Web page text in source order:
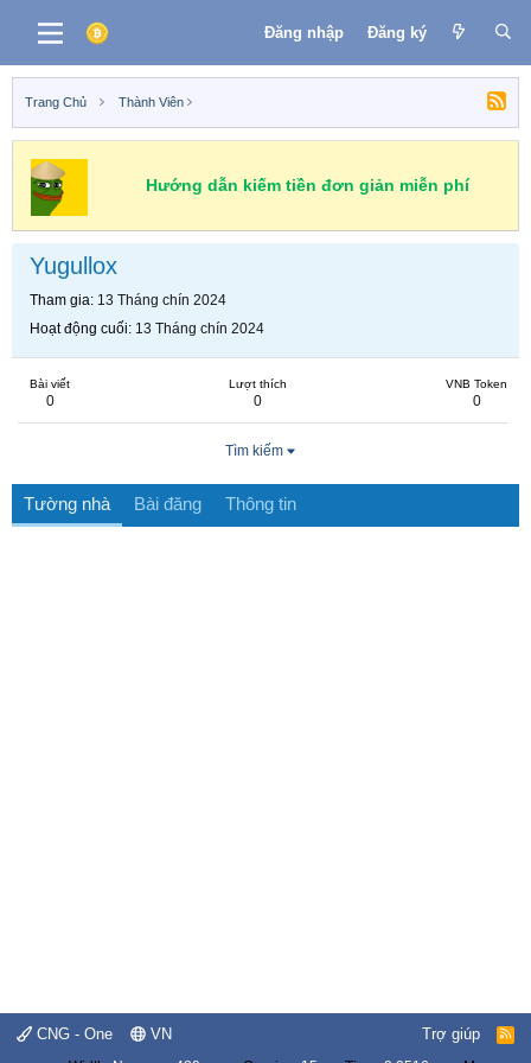
Đăng nhập Đăng ký
Trang Chủ Thành Viên
Hướng dẫn kiếm tiền đơn giản miễn phí
Yugullox
Tham gia 13 Tháng chín 2024
Hoạt động cuối 13 Tháng chín 2024
Bài viết
0
Lượt thích
0
VNB Token
0
Tìm kiếm
Tường nhà Bài đăng Thông tin
CNG - One VN Trợ giúp
R